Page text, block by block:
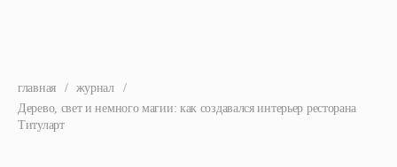
главная / журнал
/
Дерево, свет и немного магии: как создавался интерьер ресторана
Титуларт